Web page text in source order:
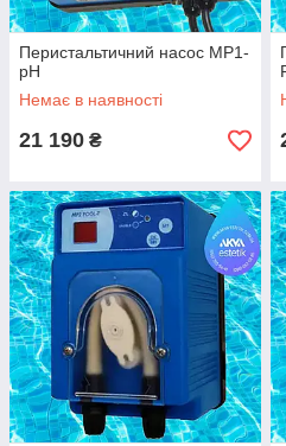
Перистальтичний насос МР1-
рН
Немає в наявності
21 190 ₴